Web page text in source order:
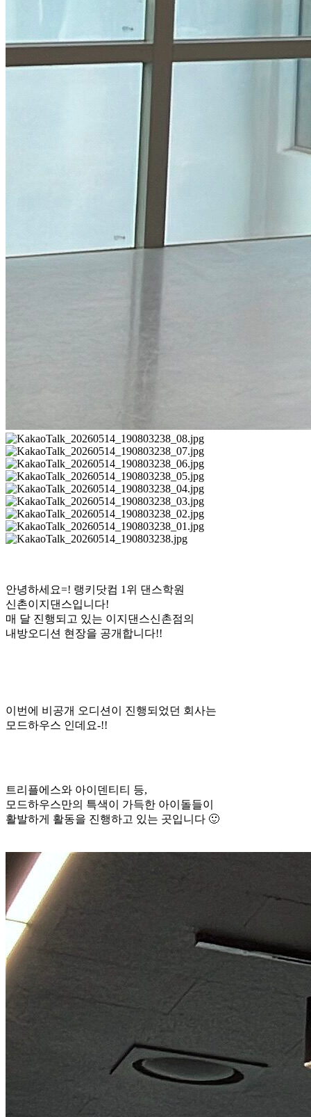
안녕하세요=! 랭키닷컴 1위 댄스학원
신촌이지댄스입니다!
매 달 진행되고 있는 이지댄스신촌점의
내방오디션 현장을 공개합니다!!
이번에 비공개 오디션이 진행되었던 회사는
모드하우스 인데요-!!
트리플에스와 아이덴티티 등,
모드하우스만의 특색이 가득한 아이돌들이
활발하게 활동을 진행하고 있는 곳입니다 🙂